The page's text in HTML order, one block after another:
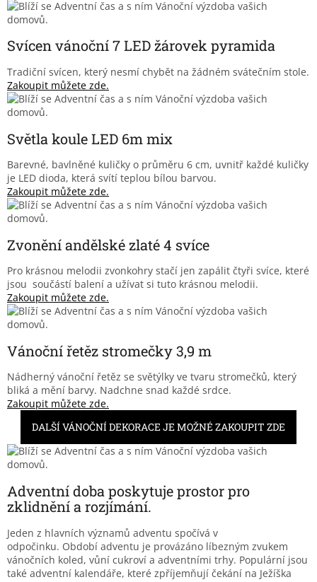
Svícen vánoční 7 LED žárovek pyramida
Tradiční svícen, který nesmí chybět na žádném svátečním stole.
Zakoupit můžete zde.
Světla koule LED 6m mix
Barevné, bavlněné kuličky o průměru 6 cm, uvnitř každé kuličky
je LED dioda, která svítí teplou bílou barvou.
Zakoupit můžete zde.
Zvonění andělské zlaté 4 svíce
Pro krásnou melodii zvonkohry stačí jen zapálit čtyři svíce, které
jsou součástí balení a užívat si tuto krásnou melodii.
Zakoupit můžete zde.
Vánoční řetěz stromečky 3,9 m
Nádherný vánoční řetěz se světýlky ve tvaru stromečků, který
bliká a mění barvy. Nadchne snad každé srdce.
Zakoupit můžete zde.
DALŠÍ VÁNOČNÍ DEKORACE JE MOŽNÉ ZAKOUPIT ZDE
Adventní doba poskytuje prostor pro
zklidnění a rozjímání.
Jeden z hlavních významů adventu spočívá v
odpočinku. Období adventu je provázáno líbezným zvukem
vánočních koled, vůní cukroví a adventními trhy. Populární jsou
také adventní kalendáře, které zpříjemňují čekání na Ježíška